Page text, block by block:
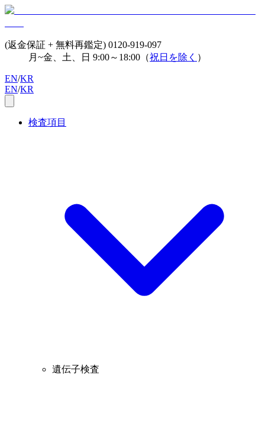
(返金保証 + 無料再鑑定) 0120-919-097
月~金、土、日 9:00～18:00（祝日を除く ）
EN/KR
EN/KR
検査項目
遺伝子検査